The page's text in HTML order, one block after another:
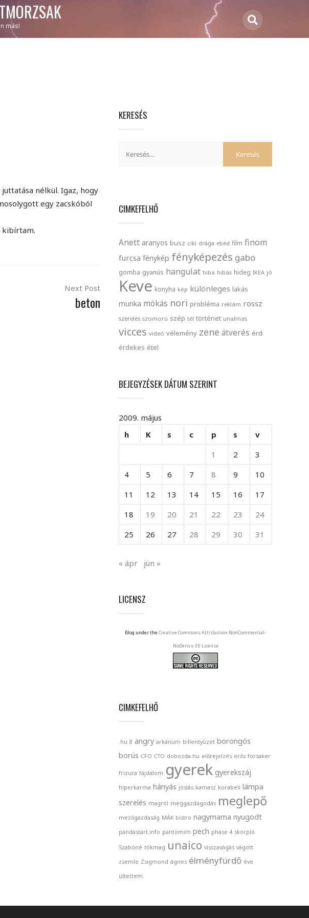
más!
nélkül. Igaz, hogy
egy zacskóból
kibírtam.
Next Post
beton
KERESÉS
CIMKEFELHŐ
Anett aranyos busz ciki drága ebéd film finom
furcsa fénykép fényképezés gabo
gomba gyanús hangulat hiba hibás hideg IKEA jó
Keve konyha kép különleges lakás
munka mókás nori probléma reklám rossz
szerelés szomorú szép tél történet unalmas
vicces videó vélemény zene átverés érd
érdekes étel
BEJEGYZÉSEK DÁTUM SZERINT
2009. május
h
K s c p s
v
1
2
3
4
5 6 7 8 9
10
11
12 13 14 15 16
17
18
19 20 21 22 23
24
25
26 27 28 29 30 31
« ápr jún »
LICENSZ
Blog under the Creative Commons Attribution-NonCommercial-
NoDerivs 3.0 License
CIMKEFELHŐ
.hu 8 angry arkánum billentyűzet borongós
borús CFO CTO dobozda.hu előrejelzés erős forsaker
frizura fájdalom gyerek gyerekszáj
hiperkarma hányás jóslás kamasz korabeli lámpa
szerelés magról meggazdagodás meglepő
mezőgazdaság MÁK bistro nagymama nyugodt
pandastart.info pantomim pech phase 4 skorpió
Szabóné tökmag unaico visszavágás vágott
zsemle Zsigmond ágnes élményfürdő éve
ültettem